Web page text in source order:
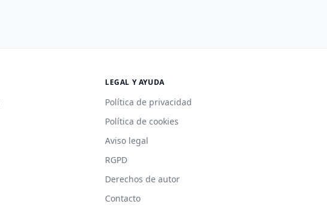
LEGAL Y AYUDA
Política de privacidad
Política de cookies
Aviso legal
RGPD
Derechos de autor
Contacto